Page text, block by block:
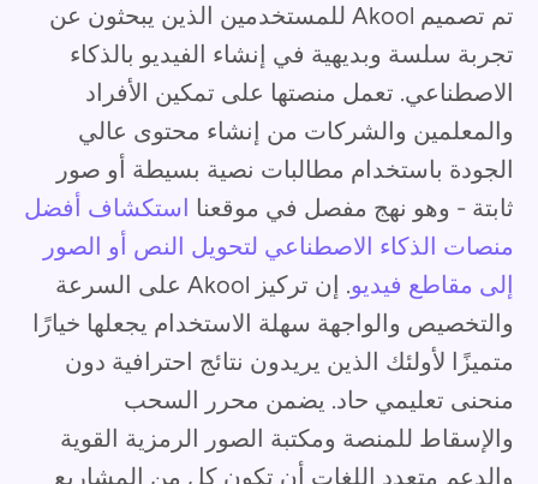
تم تصميم Akool للمستخدمين الذين يبحثون عن
تجربة سلسة وبديهية في إنشاء الفيديو بالذكاء
الاصطناعي. تعمل منصتها على تمكين الأفراد
والمعلمين والشركات من إنشاء محتوى عالي
الجودة باستخدام مطالبات نصية بسيطة أو صور
ثابتة - وهو نهج مفصل في موقعنا استكشاف أفضل
منصات الذكاء الاصطناعي لتحويل النص أو الصور
إلى مقاطع فيديو
. إن تركيز Akool على السرعة
والتخصيص والواجهة سهلة الاستخدام يجعلها خيارًا
متميزًا لأولئك الذين يريدون نتائج احترافية دون
منحنى تعليمي حاد. يضمن محرر السحب
والإسقاط للمنصة ومكتبة الصور الرمزية القوية
والدعم متعدد اللغات أن تكون كل من المشاريع